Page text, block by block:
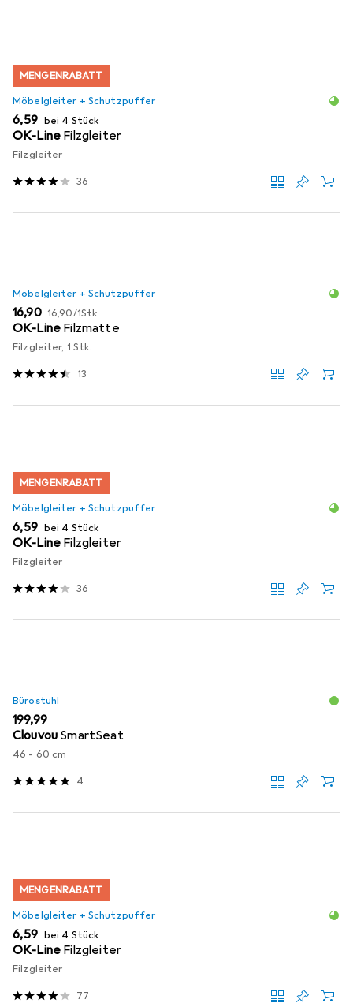
MENGENRABATT
Möbelgleiter + Schutzpuffer
EUR
6,59 bei 4 Stück
OK-Line Filzgleiter
Filzgleiter
36
Möbelgleiter + Schutzpuffer
EUR
16,90 EUR
16,90/1Stk.
OK-Line Filzmatte
Filzgleiter, 1 Stk.
13
MENGENRABATT
Möbelgleiter + Schutzpuffer
EUR
6,59 bei 4 Stück
OK-Line Filzgleiter
Filzgleiter
36
Bürostuhl
EUR
199,99
Clouvou SmartSeat
46 - 60 cm
4
MENGENRABATT
Möbelgleiter + Schutzpuffer
EUR
6,59 bei 4 Stück
OK-Line Filzgleiter
Filzgleiter
77